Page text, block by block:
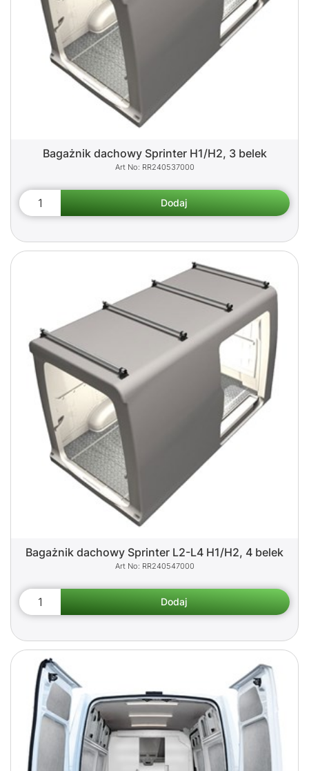
Bagażnik dachowy Sprinter H1/H2, 3 belek
RR240537000
Bagażnik dachowy Sprinter L2-L4 H1/H2, 4 belek
RR240547000